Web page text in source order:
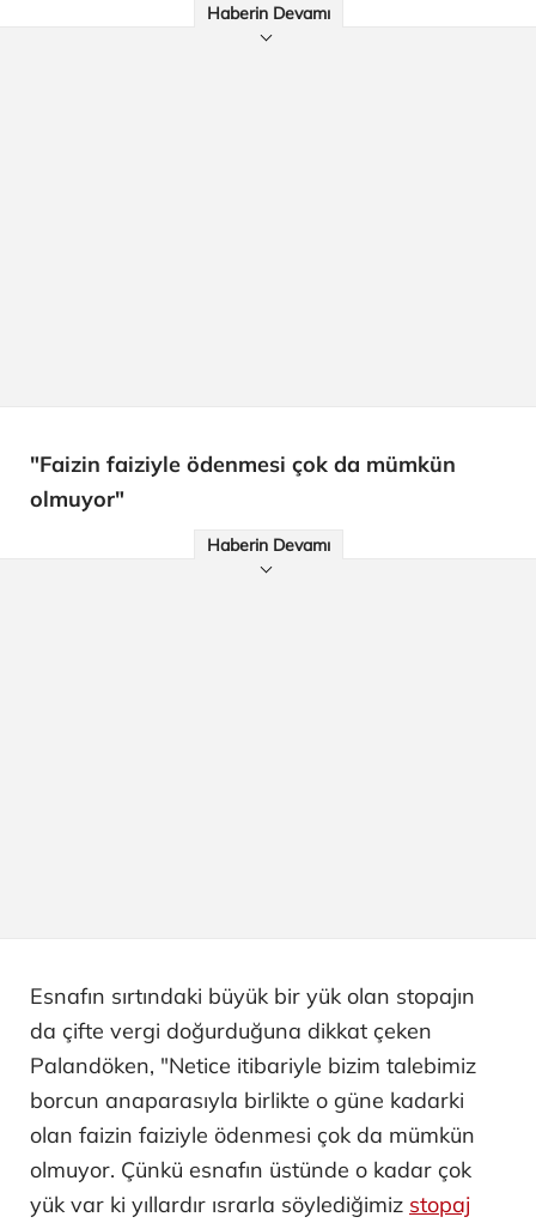
Haberin Devamı
"Faizin faiziyle ödenmesi çok da mümkün
olmuyor"
Haberin Devamı
Esnafın sırtındaki büyük bir yük olan stopajın
da çifte vergi doğurduğuna dikkat çeken
Palandöken, "Netice itibariyle bizim talebimiz
borcun anaparasıyla birlikte o güne kadarki
olan faizin faiziyle ödenmesi çok da mümkün
olmuyor. Çünkü esnafın üstünde o kadar çok
yük var ki yıllardır ısrarla söylediğimiz stopaj